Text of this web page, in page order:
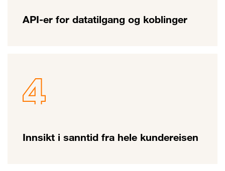
API-er for datatilgang og koblinger
Innsikt i sanntid fra hele kundereisen